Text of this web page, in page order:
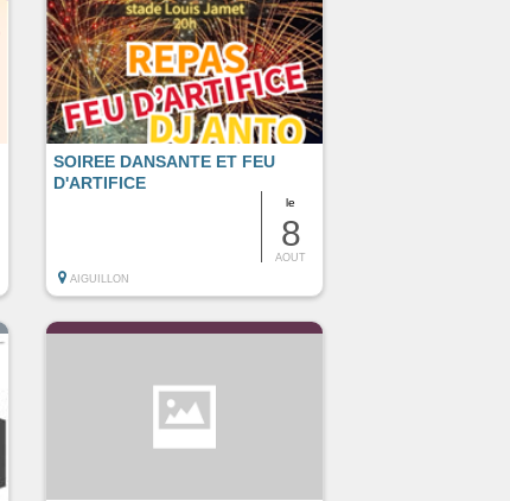
le
8
AOUT
SOIREE DANSANTE ET FEU
D'ARTIFICE
AIGUILLON